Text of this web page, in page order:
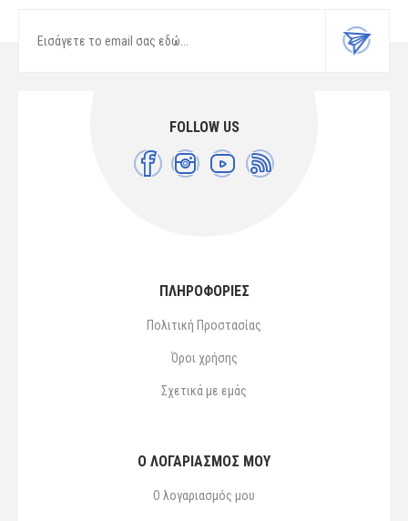
FOLLOW US
ΠΛΗΡΟΦΟΡΙΕΣ
Πολιτική Προστασίας
Όροι χρήσης
Σχετικά με εμάς
Ο ΛΟΓΑΡΙΑΣΜΌΣ ΜΟΥ
Ο λογαριασμός μου